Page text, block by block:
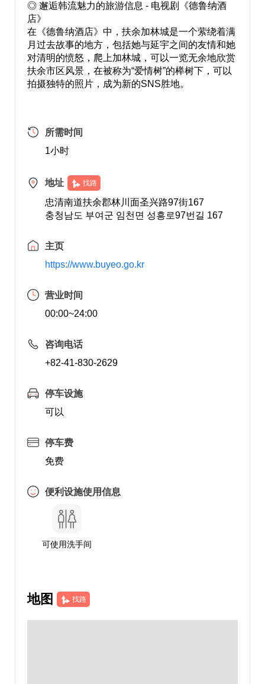
◎ 邂逅韩流魅力的旅游信息 - 电视剧《德鲁纳酒
店》
在《德鲁纳酒店》中，扶余加林城是一个萦绕着满
月过去故事的地方，包括她与延宇之间的友情和她
对清明的愤怒，爬上加林城，可以一览无余地欣赏
扶余市区风景，在被称为“爱情树”的榉树下，可以
拍摄独特的照片，成为新的SNS胜地。
所需时间
1小时
地址 找路
忠清南道扶余郡林川面圣兴路97街167
충청남도 부여군 임천면 성흥로97번길 167
主页
https://www.buyeo.go.kr
营业时间
00:00~24:00
咨询电话
+82-41-830-2629
停车设施
可以
停车费
免费
便利设施使用信息
可使用洗手间
地图 找路